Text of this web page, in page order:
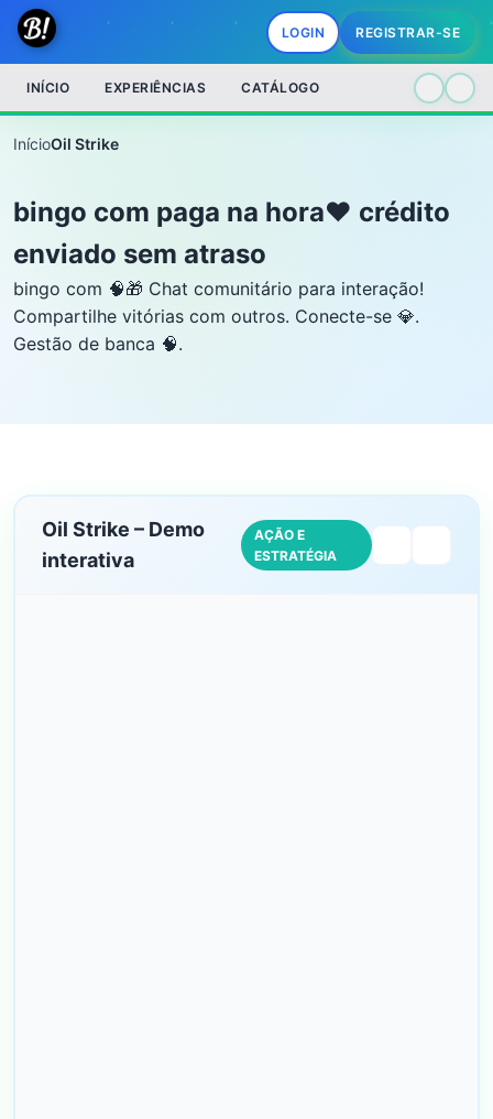
LOGIN REGISTRAR-SE
INÍCIO EXPERIÊNCIAS CATÁLOGO
InícioOil Strike
bingo com paga na hora❤️ crédito
enviado sem atraso
bingo com 🧠🎁 Chat comunitário para interação!
Compartilhe vitórias com outros. Conecte-se 💎.
Gestão de banca 🧠.
Oil Strike – Demo
interativa
AÇÃO E
ESTRATÉGIA